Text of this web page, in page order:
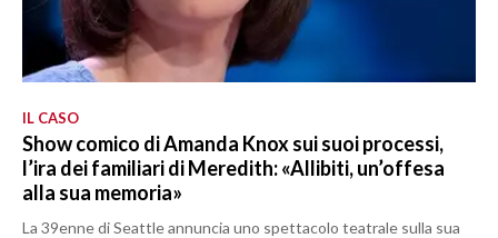
IL CASO
Show comico di Amanda Knox sui suoi processi,
l’ira dei familiari di Meredith: «Allibiti, un’offesa
alla sua memoria»
La 39enne di Seattle annuncia uno spettacolo teatrale sulla sua